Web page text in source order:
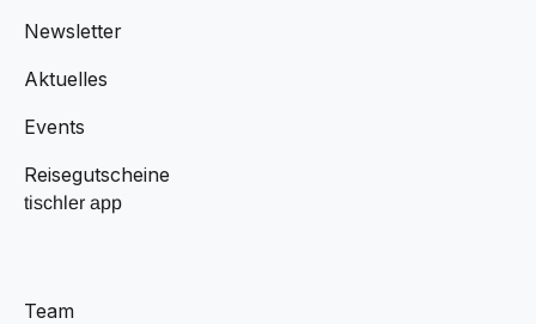
Newsletter
Aktuelles
Events
Reisegutscheine
tischler app
Team